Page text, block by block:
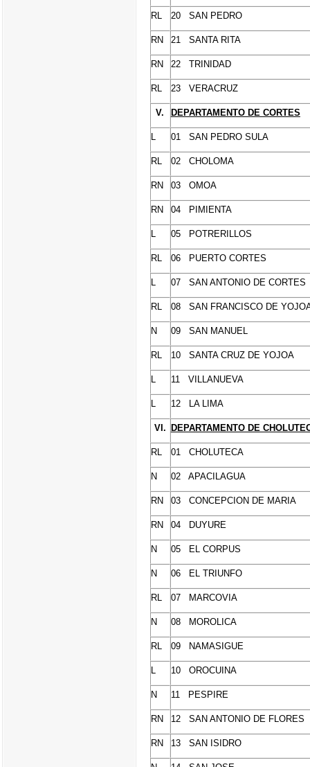
RL 20 SAN PEDRO
RN 21 SANTA RITA
RN 22 TRINIDAD
RL 23 VERACRUZ
V. DEPARTAMENTO DE CORTES
L 01 SAN PEDRO SULA
RL 02 CHOLOMA
RN 03 OMOA
RN 04 PIMIENTA
L 05 POTRERILLOS
RL 06 PUERTO CORTES
L 07 SAN ANTONIO DE CORTES
RL 08 SAN FRANCISCO DE
N 09 SAN MANUEL
RL 10 SANTA CRUZ DE YOJOA
L 11 VILLANUEVA
L 12 LA LIMA
VI. DEPARTAMENTO DE
RL 01 CHOLUTECA
N 02 APACILAGUA
RN 03 CONCEPCION DE MARIA
RN 04 DUYURE
N 05 EL CORPUS
N 06 EL TRIUNFO
RL 07 MARCOVIA
N 08 MOROLICA
RL 09 NAMASIGUE
L 10 OROCUINA
N 11 PESPIRE
RN 12 SAN ANTONIO DE FLORES
RN 13 SAN ISIDRO